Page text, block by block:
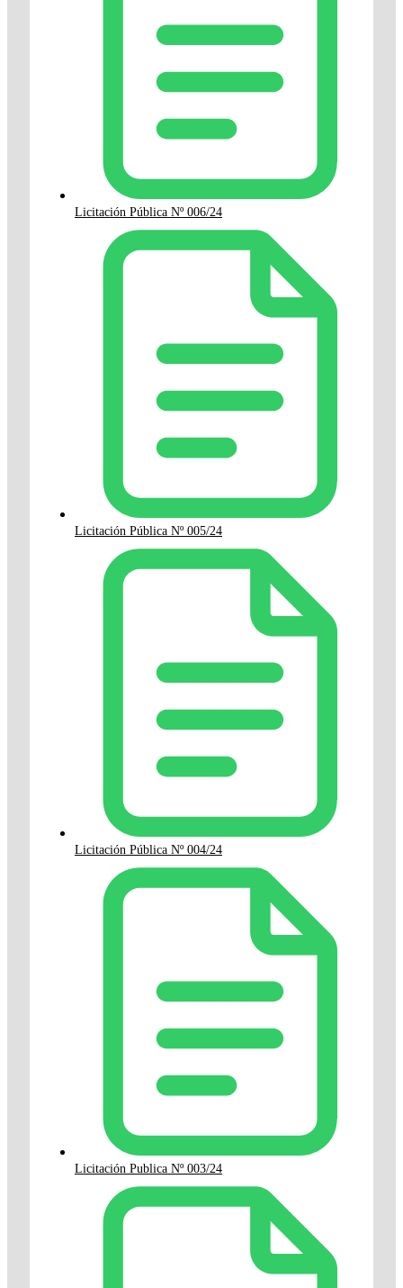
Licitación Pública Nº 006/24
Licitación Pública Nº 005/24
Licitación Pública Nº 004/24
Licitación Publica Nº 003/24